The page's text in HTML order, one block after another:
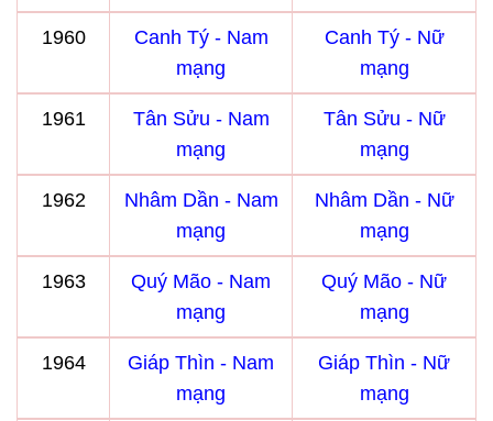
1960
Canh Tý - Nam
mạng
Canh Tý - Nữ
mạng
1961
Tân Sửu - Nam
mạng
Tân Sửu - Nữ
mạng
1962
Nhâm Dần - Nam
mạng
Nhâm Dần - Nữ
mạng
1963
Quý Mão - Nam
mạng
Quý Mão - Nữ
mạng
1964
Giáp Thìn - Nam
mạng
Giáp Thìn - Nữ
mạng